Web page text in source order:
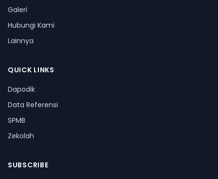
Galeri
Hubungi Kami
Lainnya
QUICK LINKS
Dapodik
Data Referensi
SPMB
Zekolah
SUBSCRIBE